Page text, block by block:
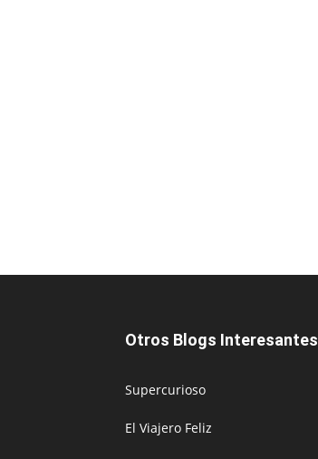
Otros Blogs Interesantes
Supercurioso
El Viajero Feliz